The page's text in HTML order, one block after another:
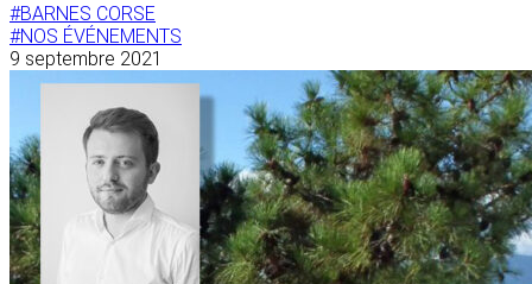
#BARNES CORSE
#NOS ÉVÉNEMENTS
9 septembre 2021